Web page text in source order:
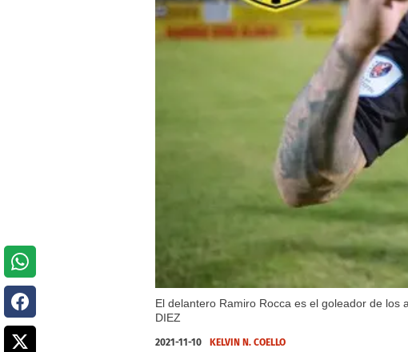
El delantero Ramiro Rocca es el goleador de
DIEZ
2021-11-10 KELVIN N. COELLO